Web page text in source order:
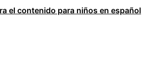
el contenido para niños en español